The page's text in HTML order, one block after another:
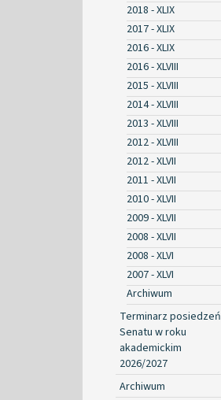
2018 - XLIX
2017 - XLIX
2016 - XLIX
2016 - XLVIII
2015 - XLVIII
2014 - XLVIII
2013 - XLVIII
2012 - XLVIII
2012 - XLVII
2011 - XLVII
2010 - XLVII
2009 - XLVII
2008 - XLVII
2008 - XLVI
2007 - XLVI
Archiwum
Terminarz posiedzeń
Senatu w roku
akademickim
2026/2027
Archiwum